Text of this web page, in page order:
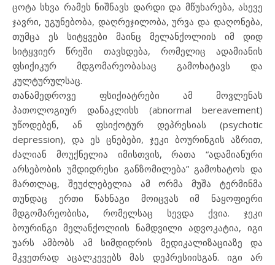
ცოტა სხვა რამეს ნიშნავს დარდი და მწუხარება, ასევე
ჯავრი, უგუნებობა, დაღრეჯილობა, ურვა და დაღონება,
თუმცა ეს სიტყვები მაინც მელანქოლიის იმ დიდ
სიტყვიერ წრეში თავსდება, რომელიც ადამიანის
ფსიქიკურ მდგომარეობასაც გამოხატავს და
კულტურულსაც.
თანამედროვე ფსიქიატრები ამ მოვლენას
პათოლოგიურ დანაკლისს (abnormal bereavement)
უწოდებენ, ან ფსიქოტურ დეპრესიას (psychotic
depression), და ეს ცნებები, ჯეკი ბოურინგის აზრით,
ძალიან მოუქნელია იმისთვის, რათა “ადამიანური
არსებობის უმდიდრესი განზომილება” გამოხატოს და
მართლაც, შეუძლებელია ამ ორმა მუშა ტერმინმა
თუნდაც ერთი წახნაგი მოიცვას იმ ნაყოფიერი
მდგომარეობისა, რომელსაც სევდა ქვია. ჯეკი
ბოურინგი მელანქოლიის ნამდვილი ადვოკატია, იგი
უარს ამბობს ამ სიმდიდრის მედიკალიზაციაზე და
მკვეთრად აცალკევებს მას დეპრესიისგან. იგი არ